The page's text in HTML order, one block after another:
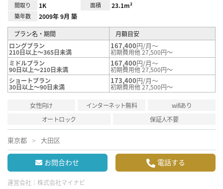
間取り 1K 面積 23.1m²
築年数 2009年 9月 築
プラン名・期間
月額目安
ロングプラン
210日以上～365日未満
167,400円/月～
初期費用他 27,500円～
ミドルプラン
90日以上～210日未満
167,400円/月～
初期費用他 27,500円～
ショートプラン
30日以上～90日未満
173,400円/月～
初期費用他 27,500円～
女性向け インターネット無料
wifiあり
オートロック
保証人不要
東京都 大田区
お問合わせ 電話する
運営会社： 株式会社マイナビ